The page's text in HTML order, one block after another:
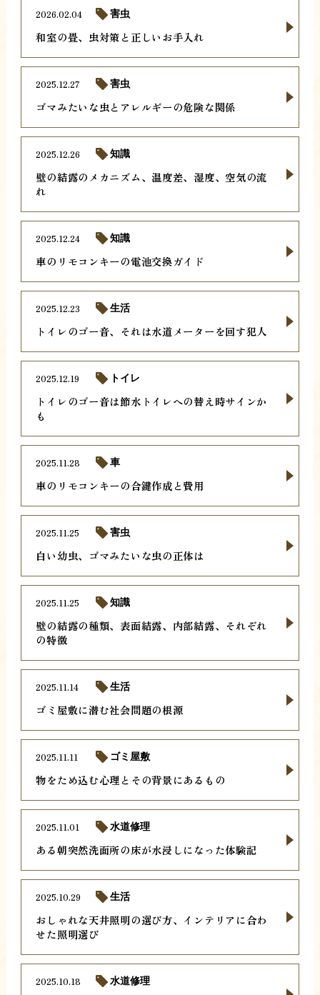
和室の畳、虫対策と正しいお手入れ
2026.02.04 害虫
ゴマみたいな虫とアレルギーの危険な関係
2025.12.27 害虫
壁の結露のメカニズム、温度差、湿度、空気の流
れ
2025.12.26 知識
車のリモコンキーの電池交換ガイド
2025.12.24 知識
トイレのゴー音、それは水道メーターを回す犯人
2025.12.23 生活
トイレのゴー音は節水トイレへの替え時サインか
も
2025.12.19 トイレ
車のリモコンキーの合鍵作成と費用
2025.11.28 車
白い幼虫、ゴマみたいな虫の正体は
2025.11.25 害虫
壁の結露の種類、表面結露、内部結露、それぞれ
の特徴
2025.11.25 知識
ゴミ屋敷に潜む社会問題の根源
2025.11.14 生活
物をため込む心理とその背景にあるもの
2025.11.11 ゴミ屋敷
ある朝突然洗面所の床が水浸しになった体験記
2025.11.01 水道修理
おしゃれな天井照明の選び方、インテリアに合わ
せた照明選び
2025.10.29 生活
2025.10.18 水道修理